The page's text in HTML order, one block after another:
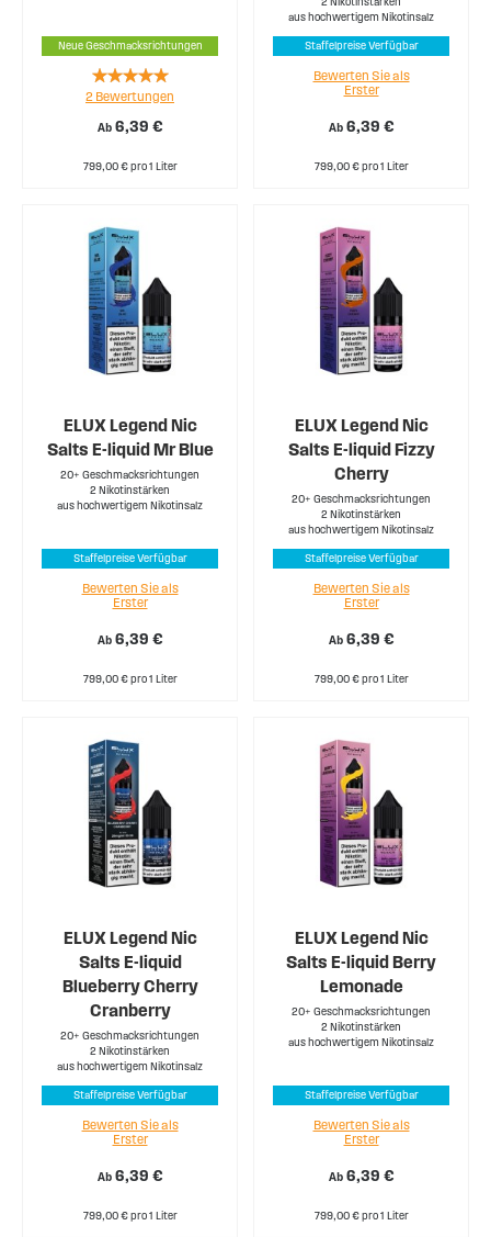
Neue Geschmacksrichtungen
Ab 6,39 €
Rating:
100%
2 Bewertungen
799,00 € pro 1 Liter
aus hochwertigem Nikotinsalz
Staffelpreise Verfügbar
Ab 6,39 €
Bewerten Sie als
Erster
799,00 € pro 1 Liter
ELUX Legend Nic
Salts E-liquid Mr Blue
20+ Geschmacksrichtungen
2 Nikotinstärken
aus hochwertigem Nikotinsalz
Staffelpreise Verfügbar
Ab 6,39 €
Bewerten Sie als
Erster
799,00 € pro 1 Liter
ELUX Legend Nic
Salts E-liquid Fizzy
Cherry
20+ Geschmacksrichtungen
2 Nikotinstärken
aus hochwertigem Nikotinsalz
Staffelpreise Verfügbar
Ab 6,39 €
Bewerten Sie als
Erster
799,00 € pro 1 Liter
ELUX Legend Nic
Salts E-liquid
Blueberry Cherry
Cranberry
20+ Geschmacksrichtungen
2 Nikotinstärken
aus hochwertigem Nikotinsalz
Staffelpreise Verfügbar
Ab 6,39 €
Bewerten Sie als
Erster
799,00 € pro 1 Liter
ELUX Legend Nic
Salts E-liquid Berry
Lemonade
20+ Geschmacksrichtungen
2 Nikotinstärken
aus hochwertigem Nikotinsalz
Staffelpreise Verfügbar
Ab 6,39 €
Bewerten Sie als
Erster
799,00 € pro 1 Liter